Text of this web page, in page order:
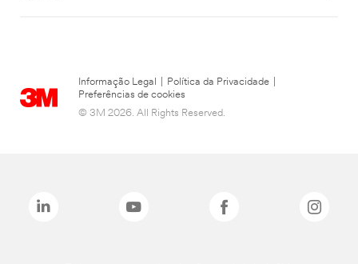
Informação Legal Política da Privacidade
Preferências de cookies
© 3M 2026. All Rights Reserved.